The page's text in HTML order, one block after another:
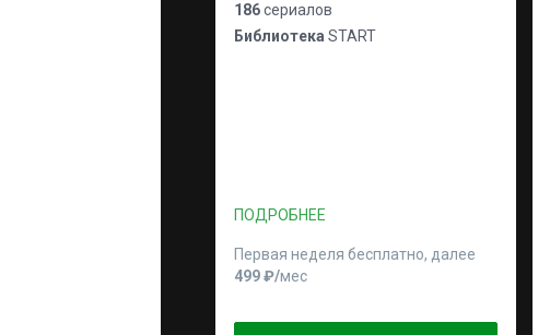
186сериалов
Библиотека START
ПОДРОБНЕЕ
Первая неделя бесплатно, далее
499 ₽⁠/⁠мес